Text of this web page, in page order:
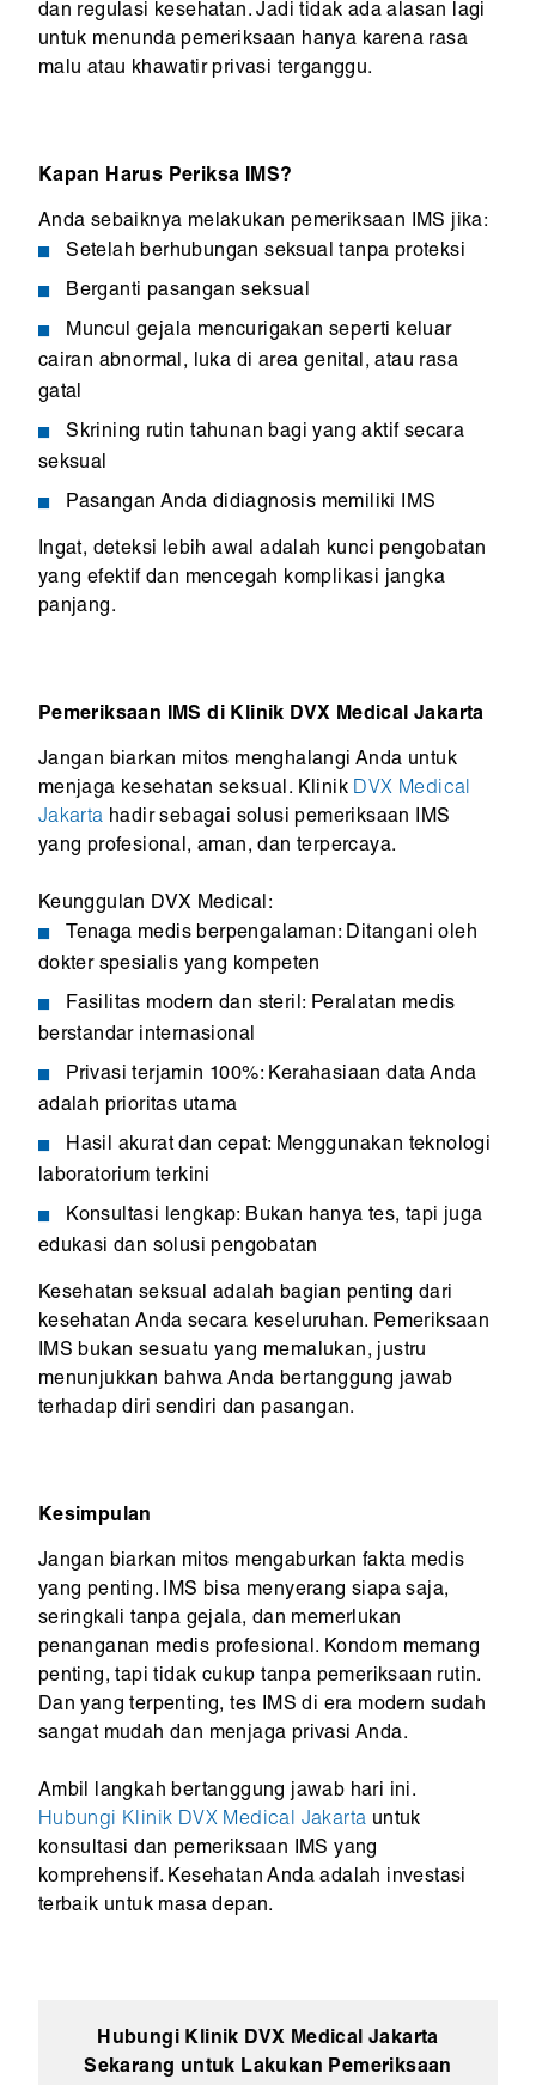
dan regulasi kesehatan. Jadi tidak ada alasan lagi
untuk menunda pemeriksaan hanya karena rasa
malu atau khawatir privasi terganggu.
Kapan Harus Periksa IMS?
Anda sebaiknya melakukan pemeriksaan IMS jika:
Setelah berhubungan seksual tanpa proteksi
Berganti pasangan seksual
Muncul gejala mencurigakan seperti keluar
cairan abnormal, luka di area genital, atau rasa
gatal
Skrining rutin tahunan bagi yang aktif secara
seksual
Pasangan Anda didiagnosis memiliki IMS
Ingat, deteksi lebih awal adalah kunci pengobatan
yang efektif dan mencegah komplikasi jangka
panjang.
Pemeriksaan IMS di Klinik DVX Medical Jakarta
Jangan biarkan mitos menghalangi Anda untuk
menjaga kesehatan seksual. Klinik DVX Medical
Jakarta hadir sebagai solusi pemeriksaan IMS
yang profesional, aman, dan terpercaya.
Keunggulan DVX Medical:
Tenaga medis berpengalaman: Ditangani oleh
dokter spesialis yang kompeten
Fasilitas modern dan steril: Peralatan medis
berstandar internasional
Privasi terjamin 100%: Kerahasiaan data Anda
adalah prioritas utama
Hasil akurat dan cepat: Menggunakan teknologi
laboratorium terkini
Konsultasi lengkap: Bukan hanya tes, tapi juga
edukasi dan solusi pengobatan
Kesehatan seksual adalah bagian penting dari
kesehatan Anda secara keseluruhan. Pemeriksaan
IMS bukan sesuatu yang memalukan, justru
menunjukkan bahwa Anda bertanggung jawab
terhadap diri sendiri dan pasangan.
Kesimpulan
Jangan biarkan mitos mengaburkan fakta medis
yang penting. IMS bisa menyerang siapa saja,
seringkali tanpa gejala, dan memerlukan
penanganan medis profesional. Kondom memang
penting, tapi tidak cukup tanpa pemeriksaan rutin.
Dan yang terpenting, tes IMS di era modern sudah
sangat mudah dan menjaga privasi Anda.
Ambil langkah bertanggung jawab hari ini.
Hubungi Klinik DVX Medical Jakarta untuk
konsultasi dan pemeriksaan IMS yang
komprehensif. Kesehatan Anda adalah investasi
terbaik untuk masa depan.
Hubungi Klinik DVX Medical Jakarta
Sekarang untuk Lakukan Pemeriksaan